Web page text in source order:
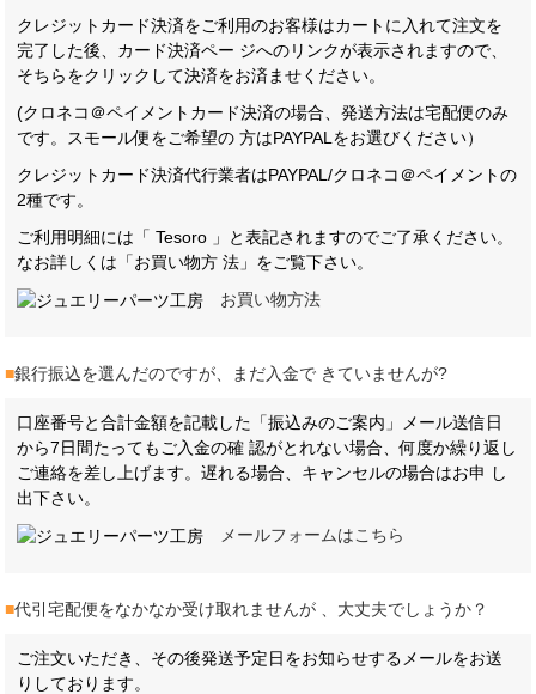
クレジットカード決済をご利用のお客様はカートに入れて注文を
完了した後、カード決済ペー ジへのリンクが表示されますので、
そちらをクリックして決済をお済ませください。
(クロネコ＠ペイメントカード決済の場合、発送方法は宅配便のみ
です。スモール便をご希望の 方はPAYPALをお選びください）
クレジットカード決済代行業者はPAYPAL/クロネコ＠ペイメントの
2種です。
ご利用明細には「 Tesoro 」と表記されますのでご了承ください。
なお詳しくは「お買い物方 法」をご覧下さい。
お買い物方法
■銀行振込を選んだのですが、まだ入金で きていませんが?
口座番号と合計金額を記載した「振込みのご案内」メール送信日
から7日間たってもご入金の確 認がとれない場合、何度か繰り返し
ご連絡を差し上げます。遅れる場合、キャンセルの場合はお申 し
出下さい。
メールフォームはこちら
■代引宅配便をなかなか受け取れませんが 、大丈夫でしょうか？
ご注文いただき、その後発送予定日をお知らせするメールをお送
りしております。